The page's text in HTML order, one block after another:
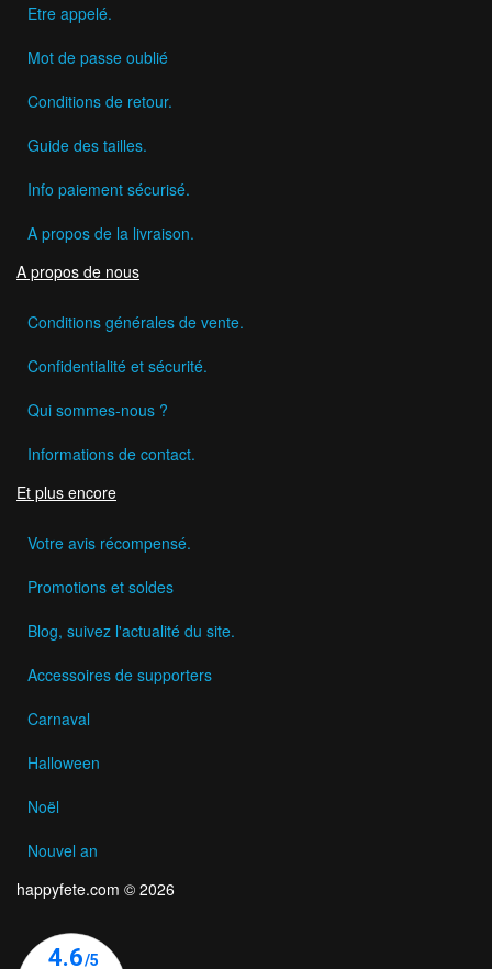
Etre appelé.
Mot de passe oublié
Conditions de retour.
Guide des tailles.
Info paiement sécurisé.
A propos de la livraison.
A propos de nous
Conditions générales de vente.
Confidentialité et sécurité.
Qui sommes-nous ?
Informations de contact.
Et plus encore
Votre avis récompensé.
Promotions et soldes
Blog, suivez l'actualité du site.
Accessoires de supporters
Carnaval
Halloween
Noël
Nouvel an
happyfete.com © 2026